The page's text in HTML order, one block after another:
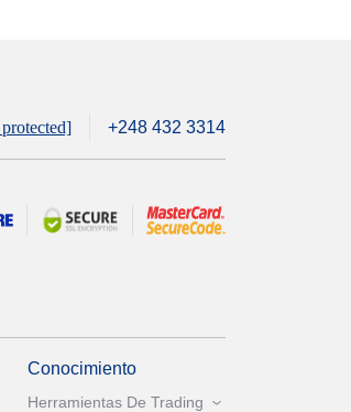
+248 432 3314
Conocimiento
Herramientas De Trading